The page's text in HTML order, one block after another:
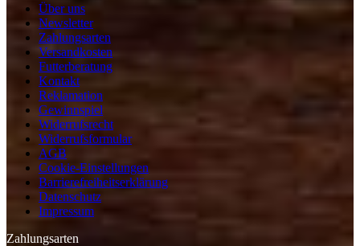
Über uns
Newsletter
Zahlungsarten
Versandkosten
Futterberatung
Kontakt
Reklamation
Gewinnspiel
Widerrufsrecht
Widerrufsformular
AGB
Cookie-Einstellungen
Barrierefreiheitserklärung
Datenschutz
Impressum
Zahlungsarten